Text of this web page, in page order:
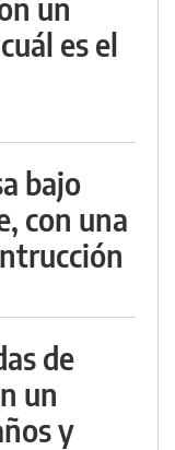
un
es el
bajo
con una
de
un
y